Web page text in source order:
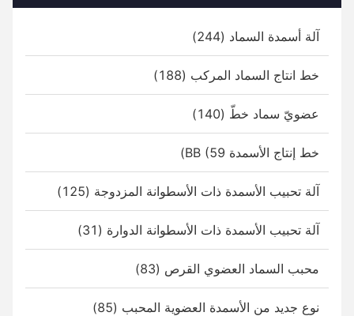
آلة أسمدة السماد (244)
خط انتاج السماد المركب (188)
عضويّ سماد خطّ (140)
خط إنتاج الأسمدة BB (59)
آلة تحبيب الأسمدة ذات الأسطوانة المزدوجة (125)
آلة تحبيب الأسمدة ذات الأسطوانة الدوارة (31)
محبب السماد العضوي القرص (83)
نوع جديد من الأسمدة العضوية المحبب (85)